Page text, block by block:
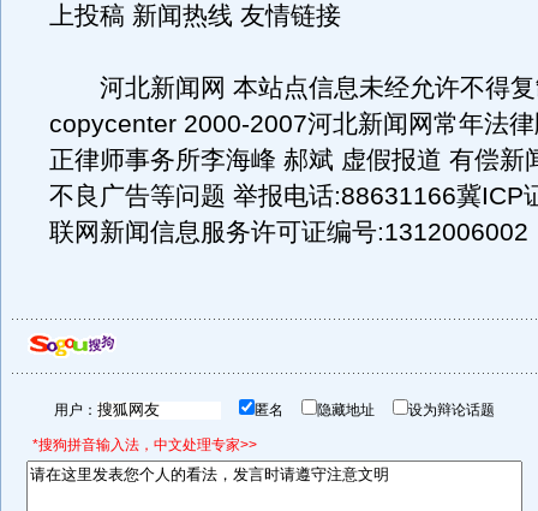
上投稿 新闻热线 友情链接
河北新闻网 本站点信息未经允许不得复
copycenter 2000-2007河北新闻网常年法
正律师事务所李海峰 郝斌 虚假报道 有偿新
不良广告等问题 举报电话:88631166冀ICP
联网新闻信息服务许可证编号:1312006002
用户： 匿名 隐藏地址 设为辩论话题
*搜狗拼音输入法，中文处理专家>>